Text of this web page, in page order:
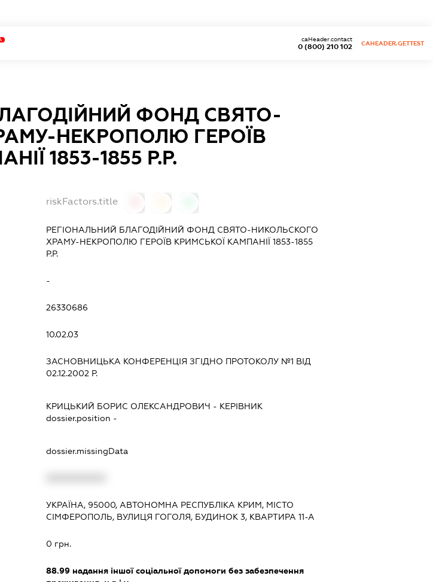
0 (800) 210 102
caHeader.contact
CAHEADER.GETTEST
ФОНД СВЯТО-
НЕКРОПОЛЮ ГЕРОЇВ
1853-1855 Р.Р.
riskFactors.title
РЕГІОНАЛЬНИЙ БЛАГОДІЙНИЙ ФОНД СВЯТО-НИКОЛЬСКОГО
ХРАМУ-НЕКРОПОЛЮ ГЕРОЇВ КРИМСЬКОЇ КАМПАНІЇ 1853-1855
Р.Р.
-
26330686
10.02.03
ЗАСНОВНИЦЬКА КОНФЕРЕНЦІЯ ЗГІДНО ПРОТОКОЛУ №1 ВІД
02.12.2002 Р.
КРИЦЬКИЙ БОРИС ОЛЕКСАНДРОВИЧ - КЕРІВНИК
dossier.position -
dossier.missingData
УКРАЇНА, 95000, АВТОНОМНА РЕСПУБЛІКА КРИМ, МІСТО
СІМФЕРОПОЛЬ, ВУЛИЦЯ ГОГОЛЯ, БУДИНОК 3, КВАРТИРА 11-А
0 грн.
88.99 надання іншої соціальної допомоги без забезпечення